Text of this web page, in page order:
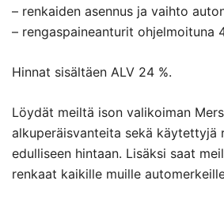
– renkaiden asennus ja vaihto
– rengaspaineanturit ohjelmoituna
Hinnat sisältäen ALV 24 %.
Löydät meiltä ison valikoiman
alkuperäisvanteita sekä käytettyjä
edulliseen hintaan. Lisäksi saat
renkaat kaikille muille